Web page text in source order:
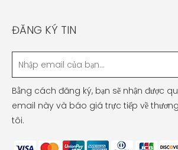
ĐĂNG KÝ TIN
Bằng cách đăng ký, bạn sẽ nhận được
email này và báo giá trực tiếp về
tôi.